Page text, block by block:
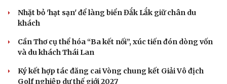
Sân khấu - Điện ảnh
Văn học
Âm nhạc
Di sản
Nghệ sĩ
Sao Việt
Nhặt bỏ 'hạt sạn' để làng biển Đắk Lắk giữ chân du
khách
Cần Thơ cụ thể hóa “Ba kết nối”, xúc tiến đón dòng vốn
và du khách Thái Lan
Ký kết hợp tác đăng cai Vòng chung kết Giải Vô địch
Golf nghiệp dư thế giới 2027